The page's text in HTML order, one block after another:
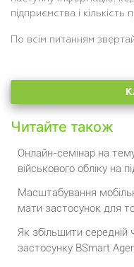
підприємства і кількість
По всім питанням
Читайте також
Онлайн-семінар на
військового обліку на
Масштабування
мати застосунок для
Як збільшити середній
застосунку BSmart